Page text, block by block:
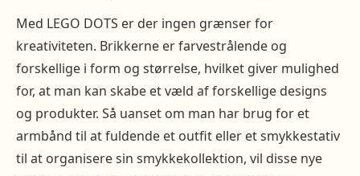
Med LEGO DOTS er der ingen grænser for
kreativiteten. Brikkerne er farvestrålende og
forskellige i form og størrelse, hvilket giver mulighed
for, at man kan skabe et væld af forskellige designs
og produkter. Så uanset om man har brug for et
armbånd til at fuldende et outfit eller et smykkestativ
til at organisere sin smykkekollektion, vil disse nye